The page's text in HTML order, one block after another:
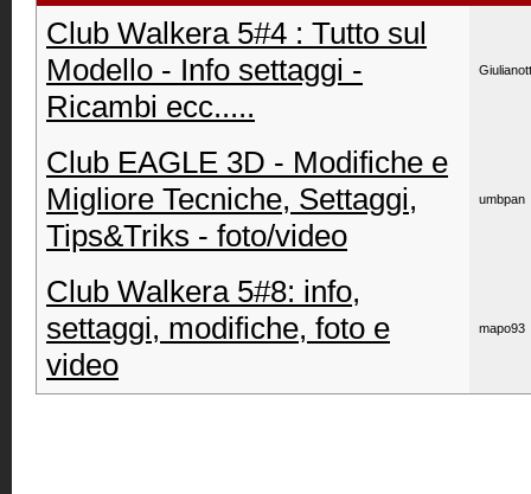
Club Walkera 5#4 : Tutto sul
Modello - Info settaggi -
Ricambi ecc.....
Club EAGLE 3D - Modifiche e
Migliore Tecniche, Settaggi,
Tips&Triks - foto/video
umbpan
Club Walkera 5#8: info,
settaggi, modifiche, foto e
video
mapo93